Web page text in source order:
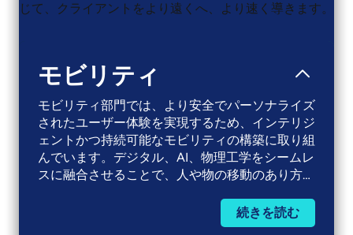
じて、クライアントをより遠くへ、より速く導きます。​
モビリティ
モビリティ部門では、より安全でパーソナライズ
されたユーザー体験を実現するため、インテリジ
ェントかつ持続可能なモビリティの構築に取り組
んでいます。デジタル、AI、物理工学をシームレ
スに融合させることで、人や物の移動のあり方を
ます。当社のモビリティ部門は、自動車、トラッ
クおよびオフハイウェイ車両、ならびに航空宇
続きを読む